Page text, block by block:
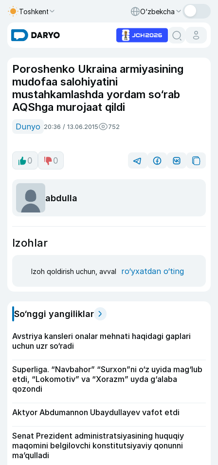
Toshkent O‘zbekcha
Poroshenko Ukraina armiyasining
mudofaa salohiyatini
mustahkamlashda yordam so‘rab
AQShga murojaat qildi
Dunyo 20:36 / 13.06.2015 752
0 0
abdulla
Izohlar
Izoh qoldirish uchun, avval ro‘yxatdan o‘ting
So‘nggi yangiliklar
Avstriya kansleri onalar mehnati haqidagi gaplari
uchun uzr so‘radi
Superliga. “Navbahor” “Surxon”ni o‘z uyida mag‘lub
etdi, “Lokomotiv” va “Xorazm” uyda g‘alaba
qozondi
Aktyor Abdu­mannon Ubaydullayev vafot etdi
Senat Prezident administratsiyasining huquqiy
maqomini belgilovchi konstitutsiyaviy qonunni
ma’qulladi